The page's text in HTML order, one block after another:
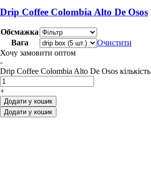
Drip Coffee Colombia Alto De Osos
Обсмажка
Вага
Очистити
Хочу замовити оптом
-
Drip Coffee Colombia Alto De Osos кількість
+
Додати у кошик
Додати у кошик